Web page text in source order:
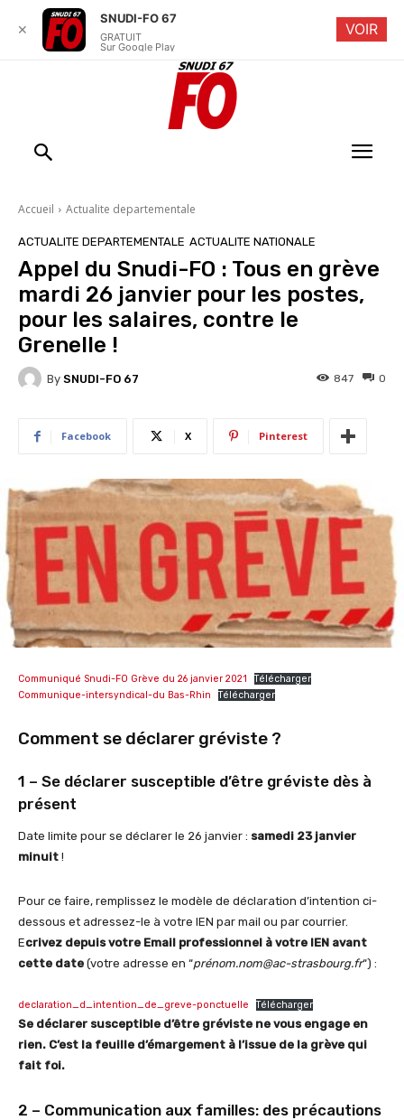
Accueil Actualite departementale
ACTUALITE DEPARTEMENTALE ACTUALITE NATIONALE
Appel du Snudi-FO : Tous en grève
mardi 26 janvier pour les postes,
pour les salaires, contre le
Grenelle !
By SNUDI-FO 67 0
847
Facebook X Pinterest
Communiqué Snudi-FO Grève du 26 janvier 2021
Télécharger
Communique-intersyndical-du Bas-Rhin
Télécharger
Comment se déclarer gréviste ?
1 – Se déclarer susceptible d’être gréviste dès à
présent
Date limite pour se déclarer le 26 janvier : samedi 23 janvier
minuit !
Pour ce faire, remplissez le modèle de déclaration d’intention ci-
dessous et adressez-le à votre IEN par mail ou par courrier.
Ecrivez depuis votre Email professionnel à votre IEN avant
cette date (votre adresse en “prénom.nom@ac-strasbourg.fr“) :
declaration_d_intention_de_greve-ponctuelle Télécharger
Se déclarer susceptible d’être gréviste ne vous engage en
rien. C’est la feuille d’émargement à l’issue de la grève qui
fait foi.
2 – Communication aux familles: des précautions
✕
SNUDI-FO 67
GRATUIT
Sur Google Play
VOIR